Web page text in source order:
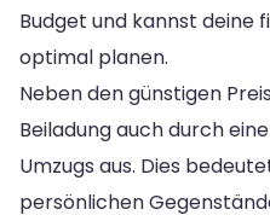
Budget und kannst deine
optimal planen.
Neben den günstigen
Beiladung auch durch
Umzugs aus. Dies
persönlichen